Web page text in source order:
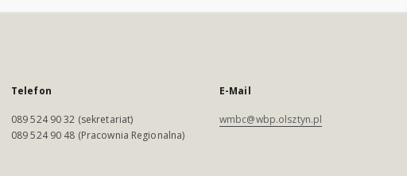
Telefon
089 524 90 32 (sekretariat)
089 524 90 48 (Pracownia Regionalna)
E-Mail
wmbc@wbp.olsztyn.pl